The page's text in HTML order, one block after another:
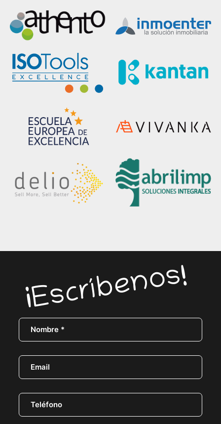
¡Escríbenos!